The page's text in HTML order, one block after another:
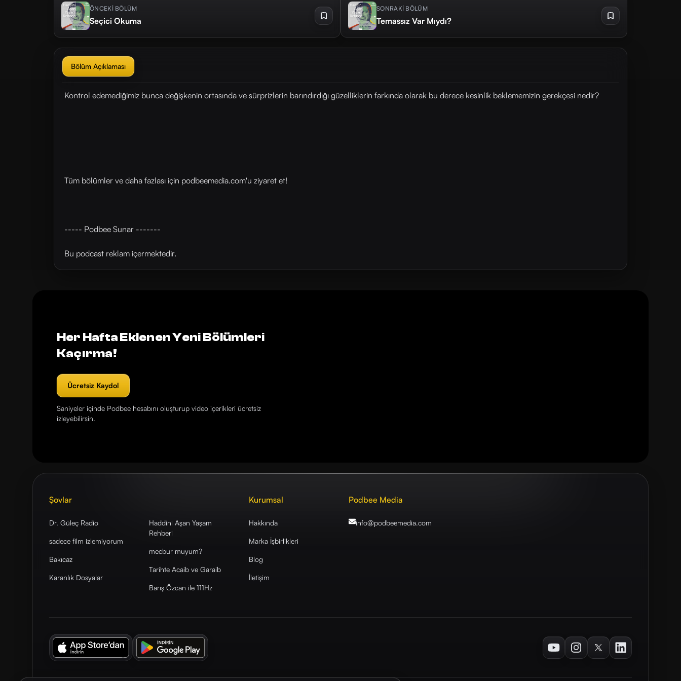
ÖNCEKİ BÖLÜM
Seçici Okuma
SONRAKİ BÖLÜM
Temassız Var Mıydı?
Bölüm Açıklaması
Kontrol edemediğimiz bunca değişkenin ortasında ve sürprizlerin barındırdığı güzelliklerin farkında olarak bu derece kesinlik beklememizin gerekçesi nedir?
Tüm bölümler ve daha fazlası için ⁠⁠podbeemedia.com⁠⁠'u ziyaret et!
----- Podbee Sunar -------
Bu podcast reklam içermektedir.
Her Hafta Eklenen Yeni Bölümleri
Kaçırma!
Ücretsiz Kaydol
Saniyeler içinde Podbee hesabını oluşturup video içerikleri ücretsiz
izleyebilirsin.
Şovlar
Dr. Güleç Radio
sadece film izlemiyorum
Bakıcaz
Karanlık Dosyalar
Haddini Aşan Yaşam
Rehberi
mecbur muyum?
Tarihte Acaib ve Garaib
Barış Özcan ile 111Hz
Kurumsal
Hakkında
Marka İşbirlikleri
Blog
İletişim
Podbee Media
info@podbeemedia.com
YoutubeInstagramTwitterLinkedIn